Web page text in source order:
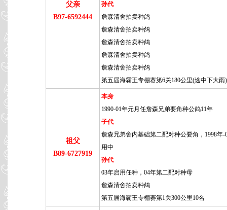
父亲
B97-6592444
孙代
詹森清舍拍卖种鸽
詹森清舍拍卖种鸽
詹森清舍拍卖种鸽
詹森清舍拍卖种鸽
詹森清舍拍卖种鸽
第五届海霸王专棚赛第6关180公里(途中下大雨
祖父
B89-6727919
本身
1990-01年元月任詹森兄弟要角种公鸽11年
子代
詹森兄弟舍内基础第二配对种公要角，1998年-
用中
孙代
03年启用任种，04年第二配对种母
詹森清舍拍卖种鸽
第五届海霸王专棚赛第1关300公里10名